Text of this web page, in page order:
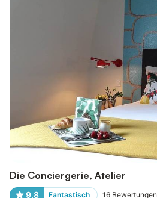
Die Conciergerie, Atelier
9,8 Fantastisch 16 Bewertungen